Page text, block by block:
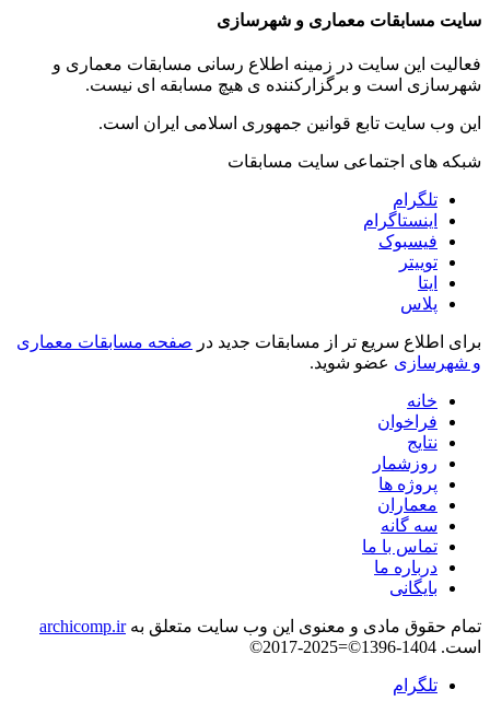
سایت مسابقات معماری و شهرسازی
فعالیت این سایت در زمینه اطلاع رسانی مسابقات معماری و
شهرسازی است و برگزارکننده ی هیچ مسابقه ای نیست.
این وب سایت تابع قوانین جمهوری اسلامی ایران است.
شبکه های اجتماعی سایت مسابقات
تلگرام
اینستاگرام
فیسبوک
توییتر
ایتا
پلاس
برای اطلاع سریع تر از مسابقات جدید در صفحه مسابقات معماری
و شهرسازی عضو شوید.
خانه
فراخوان
نتایج
روزشمار
پروژه ها
معماران
سه گانه
تماس با ما
درباره ما
بایگانی
تمام حقوق مادی و معنوی این وب سایت متعلق بهarchicomp.ir
است. 1404-1396©=2025-2017©
تلگرام